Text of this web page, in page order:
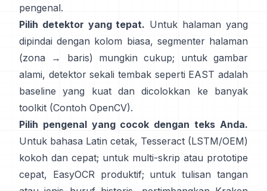
pengenal.
Pilih detektor yang tepat. Untuk halaman yang
dipindai dengan kolom biasa, segmenter halaman
(zona → baris) mungkin cukup; untuk gambar
alami, detektor sekali tembak seperti EAST adalah
baseline yang kuat dan dicolokkan ke banyak
toolkit (Contoh OpenCV).
Pilih pengenal yang cocok dengan teks Anda.
Untuk bahasa Latin cetak, Tesseract (LSTM/OEM)
kokoh dan cepat; untuk multi-skrip atau prototipe
cepat, EasyOCR produktif; untuk tulisan tangan